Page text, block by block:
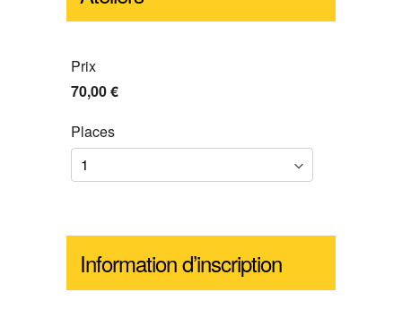
Prix
70,00 €
Places
Information d’inscription